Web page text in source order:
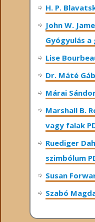
H. P.
John W.
Gyógyulás a
Lise
Dr. Máté
Márai
Marshall B.
vagy falak
Ruediger
szimbólum
Susan
Szabó